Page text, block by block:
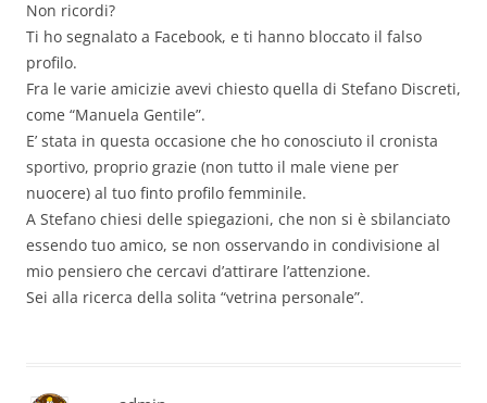
Non ricordi?
Ti ho segnalato a Facebook, e ti hanno bloccato il falso
profilo.
Fra le varie amicizie avevi chiesto quella di Stefano Discreti,
come “Manuela Gentile”.
E’ stata in questa occasione che ho conosciuto il cronista
sportivo, proprio grazie (non tutto il male viene per
nuocere) al tuo finto profilo femminile.
A Stefano chiesi delle spiegazioni, che non si è sbilanciato
essendo tuo amico, se non osservando in condivisione al
mio pensiero che cercavi d’attirare l’attenzione.
Sei alla ricerca della solita “vetrina personale”.